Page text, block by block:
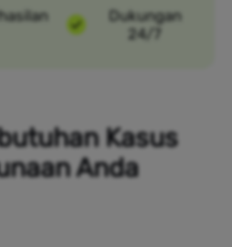
Dukungan
24/7
Kasus
Anda